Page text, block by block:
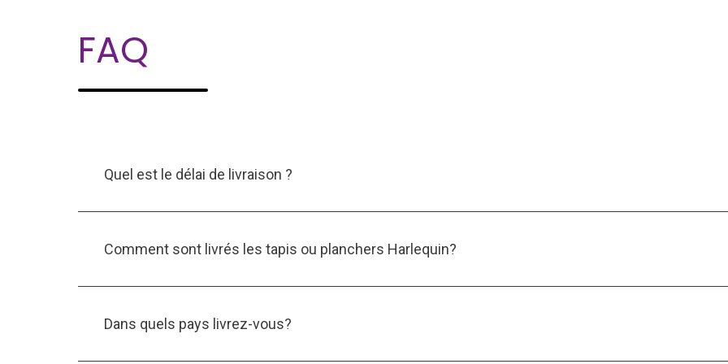
FAQ
Quel est le délai de livraison ?
Comment sont livrés les tapis ou planchers Harlequin?
Dans quels pays livrez-vous?